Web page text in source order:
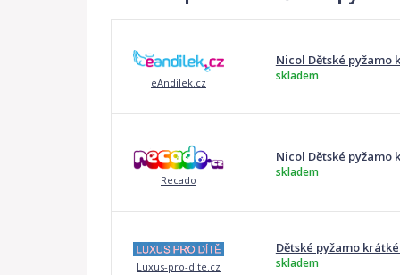
eAndilek.cz
Nicol Dětské pyžamo
skladem
Recado
Nicol Dětské
skladem
Luxus-pro-dite.cz
Dětské pyžamo
skladem